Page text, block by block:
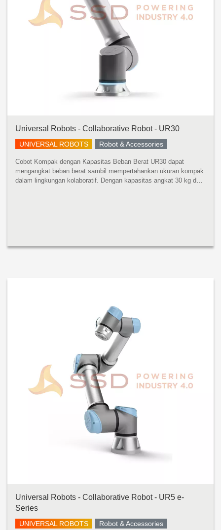
Universal Robots - Collaborative Robot - UR30
UNIVERSAL ROBOTS Robot & Accessories
Cobot Kompak dengan Kapasitas Beban Berat UR30 dapat
mengangkat beban berat sambil mempertahankan ukuran kompak
dalam lingkungan kolaboratif. Dengan kapasitas angkat 30 kg dan
Universal Robots - Collaborative Robot - UR5 e-
Series
UNIVERSAL ROBOTS Robot & Accessories